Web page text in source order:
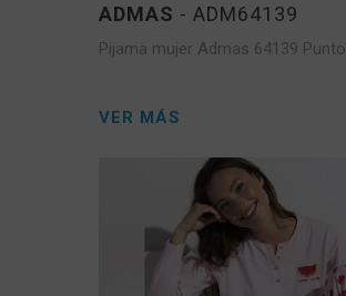
ADMAS - ADM64139
Pijama mujer Admas 64139 Punto
VER MÁS